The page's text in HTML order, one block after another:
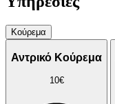
Κούρεμα
Αντρικό Κούρεμα
10€